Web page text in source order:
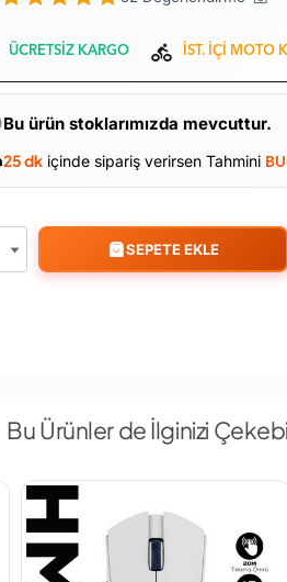
ÜCRETSİZ KARGO İST. İÇİ MOTO
Bu ürün stoklarımızda mevcuttur.
25 dk içinde sipariş verirsen Tahmini
SEPETE EKLE
Bu Ürünler de İlginizi